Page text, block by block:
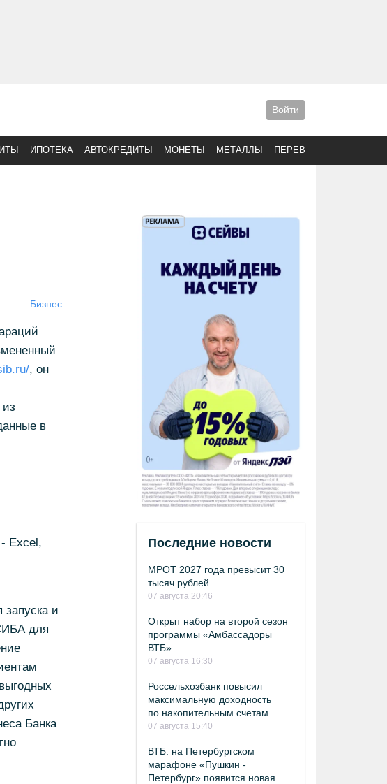
Войти
ИПОТЕКА АВТОКРЕДИТЫ МОНЕТЫ МЕТАЛЛЫ ПЕРЕВОДЫ
Бизнес
, он
в
Exсel,
и
для
Банка
Последние новости
МРОТ 2027 года превысит 30
тысяч рублей
07 августа 20:46
Открыт набор на второй сезон
программы «Амбассадоры
ВТБ»
07 августа 16:30
Россельхозбанк повысил
максимальную доходность
по накопительным счетам
07 августа 15:40
ВТБ: на Петербургском
марафоне «Пушкин -
Петербург» появится новая